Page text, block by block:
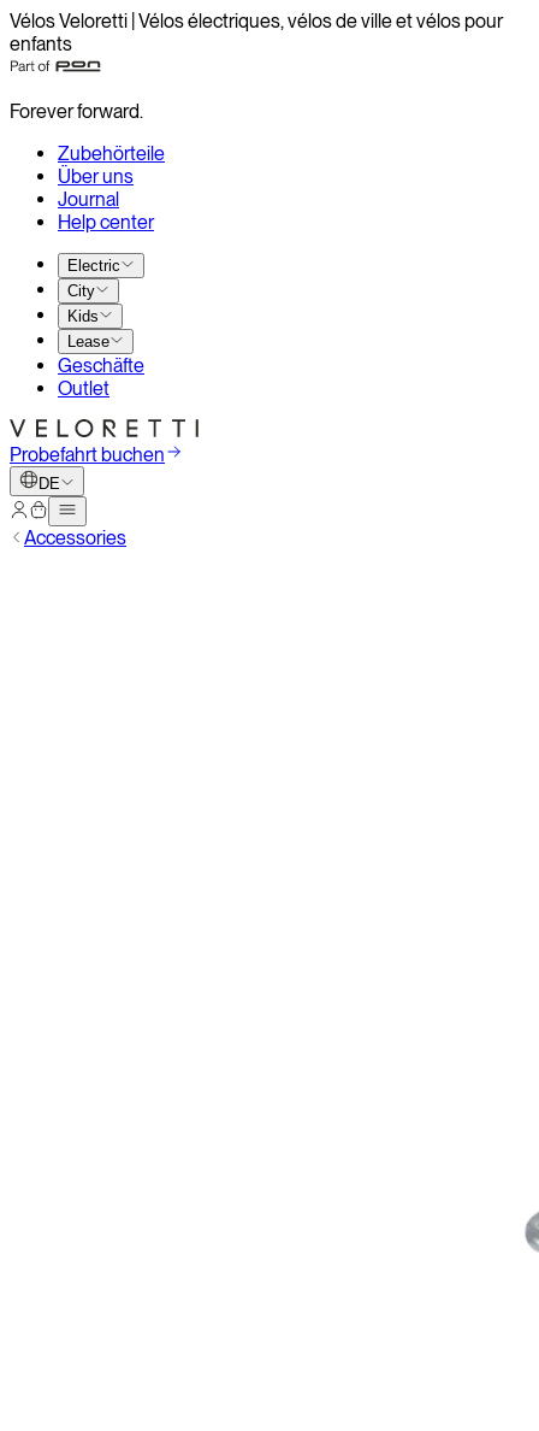
Vélos Veloretti | Vélos électriques, vélos de ville et vélos pour
enfants
Forever forward.
Zubehörteile
Über uns
Journal
Help center
Electric
City
Kids
Lease
Geschäfte
Outlet
Probefahrt buchen
DE
Accessories